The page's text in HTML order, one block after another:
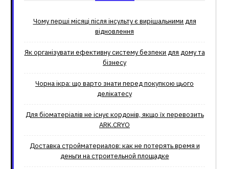
Чому перші місяці після інсульту є вирішальними для
відновлення
Як організувати ефективну систему безпеки для дому та
бізнесу
Чорна ікра: що варто знати перед покупкою цього
делікатесу
Для біоматеріалів не існує кордонів, якщо їх перевозить
ARK.CRYO
Доставка стройматериалов: как не потерять время и
деньги на строительной площадке